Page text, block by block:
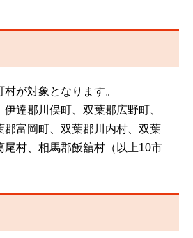
が対象となります。
達郡川俣町、双葉郡広野町、
郡富岡町、双葉郡川内村、双葉
尾村、相馬郡飯舘村（以上10市